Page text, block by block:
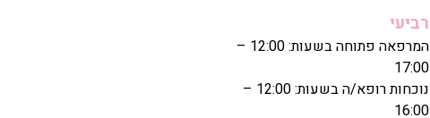
רביעי
המרפאה פתוחה בשעות: 12:00 –
17:00
נוכחות רופא/ה בשעות: 12:00 –
16:00